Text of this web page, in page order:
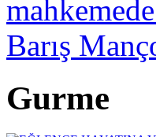
Barış
Gurme